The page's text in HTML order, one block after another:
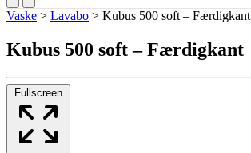
Vaske > Lavabo > Kubus 500 soft – Færdigkant
Kubus 500 soft – Færdigkant
Fullscreen